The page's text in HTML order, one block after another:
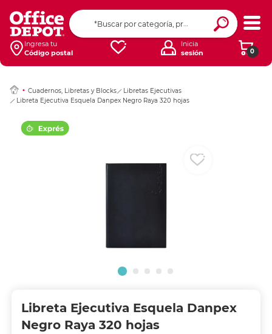
Ingresa tu
Código postal
0
Inicia
sesión
Cuadernos, Libretas y Blocks
Libretas Ejecutivas
Libreta Ejecutiva Esquela Danpex Negro Raya 320 hojas
Libreta Ejecutiva Esquela Danpex
Negro Raya 320 hojas
Ingresar Codigo